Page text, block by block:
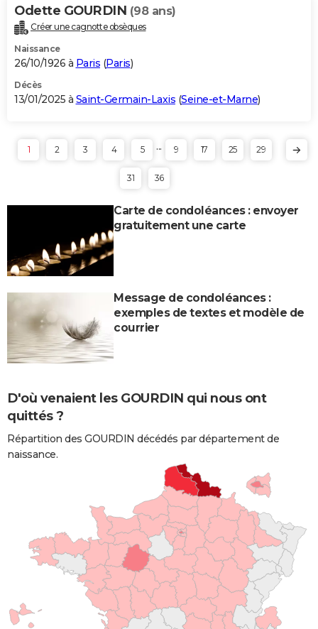
Odette GOURDIN (98 ans)
Créer une cagnotte obsèques
Naissance
26/10/1926 à Paris (Paris)
Décès
13/01/2025 à Saint-Germain-Laxis (Seine-et-Marne)
1 2 3 4 5 ... 9 17 25 29
31 36
Carte de condoléances : envoyer
gratuitement une carte
Message de condoléances :
exemples de textes et modèle de
courrier
D'où venaient les GOURDIN qui nous ont
quittés ?
Répartition des GOURDIN décédés par département de
naissance.